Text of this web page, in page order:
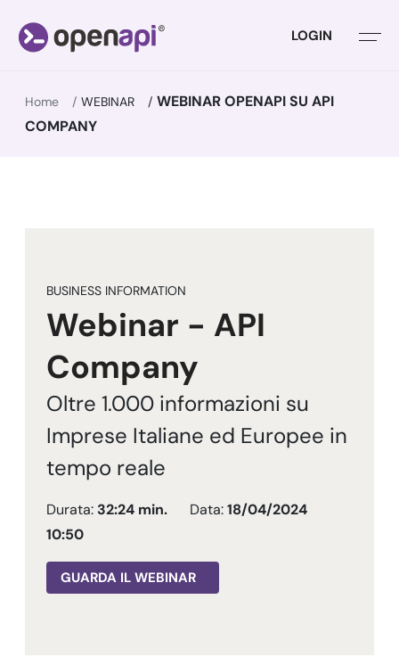
LOGIN
Home WEBINAR
WEBINAR OPENAPI SU API
COMPANY
BUSINESS INFORMATION
Webinar - API
Company
Oltre 1.000 informazioni su
Imprese Italiane ed Europee in
tempo reale
Durata: 32:24 min. Data:18/04/2024
10:50
GUARDA IL WEBINAR